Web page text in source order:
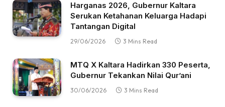
Harganas 2026, Gubernur Kaltara
Serukan Ketahanan Keluarga Hadapi
Tantangan Digital
29/06/2026 3 Mins Read
MTQ X Kaltara Hadirkan 330 Peserta,
Gubernur Tekankan Nilai Qur’ani
30/06/2026 3 Mins Read